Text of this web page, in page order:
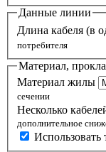
Данные линии
Длина кабеля (в
потребителя
Материал,
Материал жилы
сечении
Несколько
дополнительное